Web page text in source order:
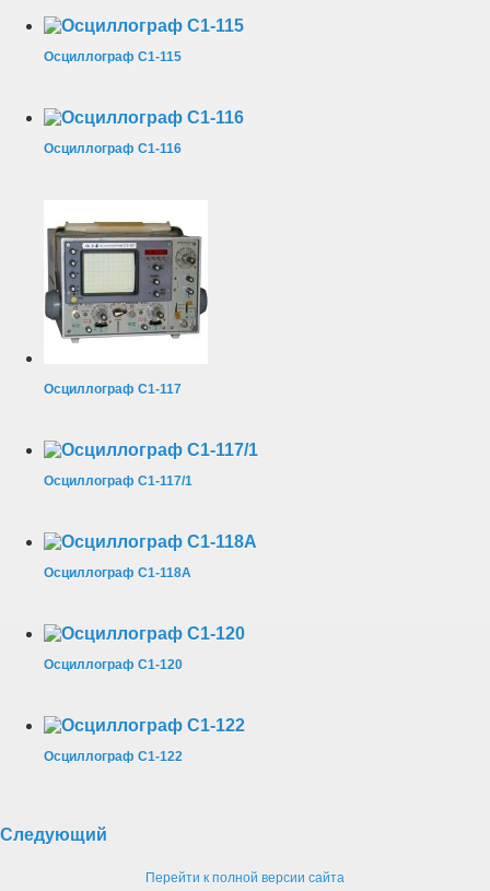
Осциллограф С1-115
Осциллограф С1-116
Осциллограф С1-117
Осциллограф С1-117/1
Осциллограф С1-118А
Осциллограф С1-120
Осциллограф С1-122
Следующий
Перейти к полной версии сайта